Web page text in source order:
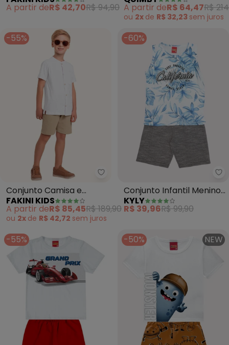
A partir deR$ 42,70R$ 94,90
(Branco)
A partir deR$ 64,47R$
ou 2x de R$ 32,23 sem juros
-55%
Fakini Kids - Conjunto Camisa
Conjunto Camisa e
Bermuda (Branco)
FAKINI KIDS
A partir deR$ 85,45R$ 189,90
ou 2x de R$ 42,72 sem juros
-60%
Conjunto Infantil Menino
Califórnia (Branco)
KYLY
R$ 39,96R$ 99,90
-55% -50% NEW